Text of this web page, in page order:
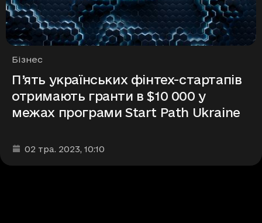
Рубрики
Бізнес
П’ять українських фінтех-стартапів
отримають гранти в $10 000 у
межах програми Start Path Ukraine
Дата та час публікації
02 тра. 2023, 10:10